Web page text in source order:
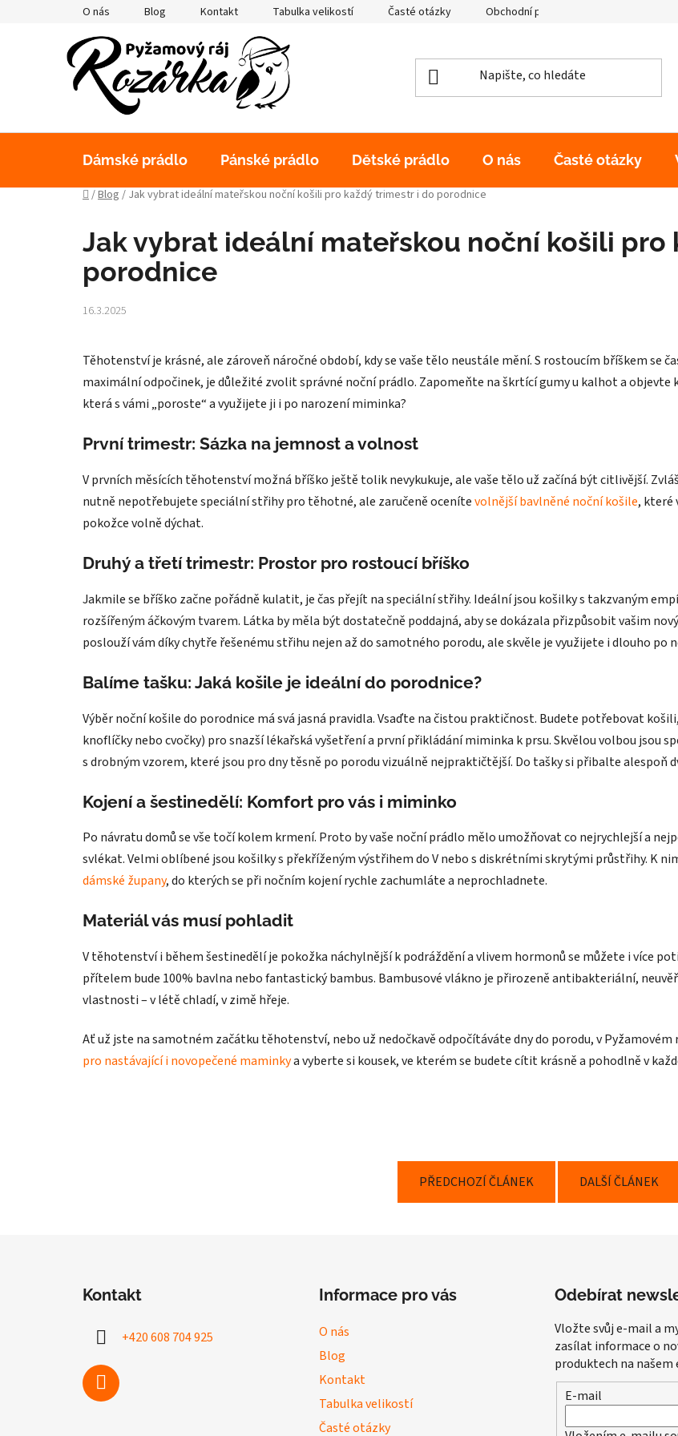
O nás Blog Kontakt Tabulka velikostí Časté otázky Obchodní podmínky
Dámské prádlo Pánské prádlo Dětské prádlo O nás Časté otázky
Domů
/Blog / Jak vybrat ideální mateřskou noční košili pro každý trimestr i do porodnice
Jak vybrat ideální mateřskou noční košili pro
porodnice
16.3.2025
Těhotenství je krásné, ale zároveň náročné období, kdy se vaše tělo neustále mění. S rostoucím bříškem se
maximální odpočinek, je důležité zvolit správné noční prádlo. Zapomeňte na škrtící gumy u kalhot a
která s vámi „poroste“ a využijete ji i po narození miminka?
První trimestr: Sázka na jemnost a volnost
V prvních měsících těhotenství možná bříško ještě tolik nevykukuje, ale vaše tělo už začíná být citlivější.
nutně nepotřebujete speciální střihy pro těhotné, ale zaručeně ocenítevolnější bavlněné noční košile, které
pokožce volně dýchat.
Druhý a třetí trimestr: Prostor pro rostoucí bříško
Jakmile se bříško začne pořádně kulatit, je čas přejít na speciální střihy. Ideální jsou košilky s takzvaným
rozšířeným áčkovým tvarem. Látka by měla být dostatečně poddajná, aby se dokázala přizpůsobit vašim
poslouží vám díky chytře řešenému střihu nejen až do samotného porodu, ale skvěle je využijete i dlouho po
Balíme tašku: Jaká košile je ideální do porodnice?
Výběr noční košile do porodnice má svá jasná pravidla. Vsaďte na čistou praktičnost. Budete potřebovat
knoflíčky nebo cvočky) pro snazší lékařská vyšetření a první přikládání miminka k prsu. Skvělou volbou jsou
s drobným vzorem, které jsou pro dny těsně po porodu vizuálně nejpraktičtější. Do tašky si přibalte alespoň
Kojení a šestinedělí: Komfort pro vás i miminko
Po návratu domů se vše točí kolem krmení. Proto by vaše noční prádlo mělo umožňovat co nejrychlejší a
svlékat. Velmi oblíbené jsou košilky s překříženým výstřihem do V nebo s diskrétními skrytými průstřihy. K
dámské župany, do kterých se při nočním kojení rychle zachumláte a neprochladnete.
Materiál vás musí pohladit
V těhotenství i během šestinedělí je pokožka náchylnější k podráždění a vlivem hormonů se můžete i více
přítelem bude 100% bavlna nebo fantastický bambus. Bambusové vlákno je přirozeně antibakteriální,
vlastnosti – v létě chladí, v zimě hřeje.
Ať už jste na samotném začátku těhotenství, nebo už nedočkavě odpočítáváte dny do porodu, v
pro nastávající i novopečené maminkya vyberte si kousek, ve kterém se budete cítit krásně a pohodlně v
PŘEDCHOZÍ ČLÁNEK DALŠÍ ČLÁNEK
Kontakt
+420 608 704 925
Informace pro vás
O nás
Blog
Kontakt
Tabulka velikostí
Časté otázky
Odebírat
Vložte svůj e-mail a
zasílat informace o
produktech na našem
E-mail